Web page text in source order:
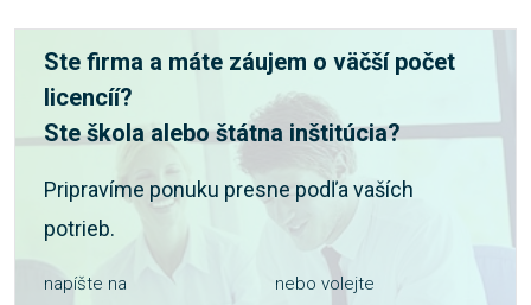
Ste firma a máte záujem o väčší počet
licencíí?
Ste škola alebo štátna inštitúcia?
Pripravíme ponuku presne podľa vaších
potrieb.
napíšte na
nebo volejte